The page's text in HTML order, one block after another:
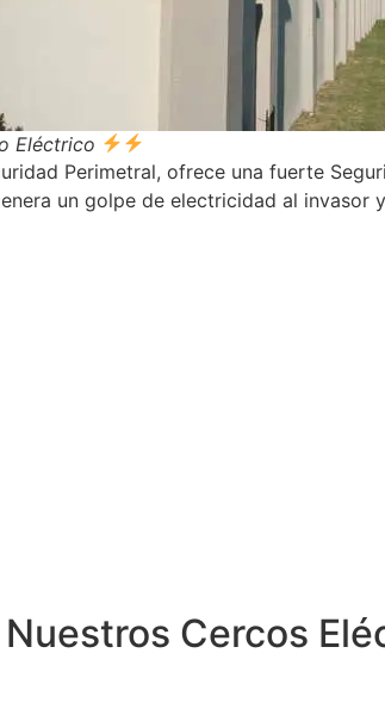
Eléctrico
Perimetral, ofrece una fuerte
un golpe de electricidad al invasor
Cercos